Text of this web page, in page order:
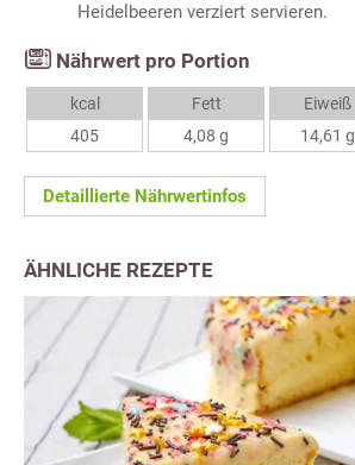
Heidelbeeren verziert servieren.
Nährwert pro Portion
kcal
405
Fett
4,08 g
Eiweiß
14,61 g
Detaillierte Nährwertinfos
ÄHNLICHE REZEPTE